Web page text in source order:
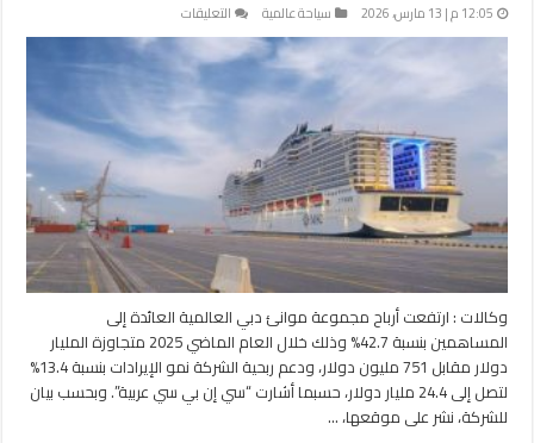
12:05 م | 13 مارس، 2026 سياحة عالمية التعليقات
أرباح
العالمية
ترتفع
42.7%
العام
الماضي
وكالات : ارتفعت أرباح مجموعة موانئ دبي العالمية العائدة إلى
المساهمين بنسبة 42.7% وذلك خلال العام الماضي 2025 متجاوزة المليار
دولار مقابل 751 مليون دولار، ودعم ربحية الشركة نمو الإيرادات بنسبة 13.4%
لتصل إلى 24.4 مليار دولار، حسبما أشارت “سي إن بي سي عربية”. وبحسب بيان
للشركة، نشر على موقعها، …